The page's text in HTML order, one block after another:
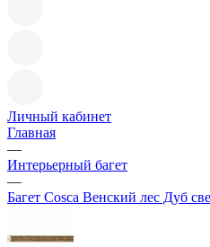
Личный кабинет
Главная
—
Интерьерный багет
—
Багет Cosca Венский лес Дуб